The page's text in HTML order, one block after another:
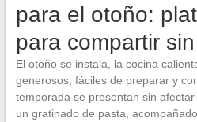
para el otoño:
para compartir
El otoño se instala, la cocina
generosos, fáciles de preparar y
temporada se presentan sin
un gratinado de pasta,